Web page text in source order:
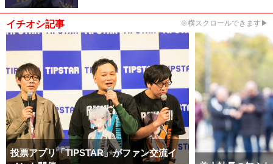
イチオシ記事 ※横スクロールできます▶
投票アプリ「TIPSTAR」がファン交流イ